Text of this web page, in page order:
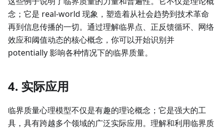
念；它是 real-world 现象，塑造着从社会趋势到技术革命
再到信息传播的一切。通过理解临界点、正反馈循环、网络
效应和阈值动态的核心概念，你可以开始识别并
potentially 影响各种情况下的临界质量。
4. 实际应用
临界质量心理模型不仅是有趣的理论概念；它是强大的工
具，具有跨越多个领域的广泛实际应用。理解和利用临界质